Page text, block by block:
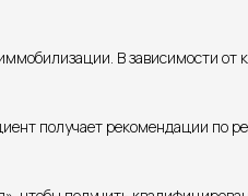
В зависимости от
получает рекомендации по